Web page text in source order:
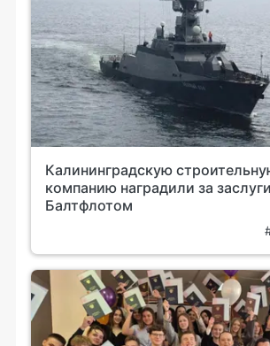
Калининградскую
компанию наградили за
Балтфлотом